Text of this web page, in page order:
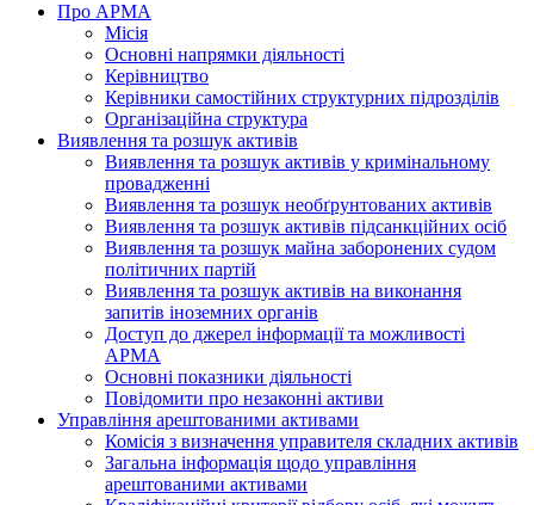
Про АРМА
Місія
Основні напрямки діяльності
Керівництво
Керівники самостійних структурних підрозділів
Організаційна структура
Виявлення та розшук активів
Виявлення та розшук активів у кримінальному
провадженні
Виявлення та розшук необґрунтованих активів
Виявлення та розшук активів підсанкційних осіб
Виявлення та розшук майна заборонених судом
політичних партій
Виявлення та розшук активів на виконання
запитів іноземних органів
Доступ до джерел інформації та можливості
АРМА
Основні показники діяльності
Повідомити про незаконні активи
Управління арештованими активами
Комісія з визначення управителя складних активів
Загальна інформація щодо управління
арештованими активами